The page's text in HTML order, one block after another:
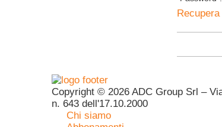
Copyright © 2026 ADC Group Srl –
n. 643 dell'17.10.2000
Chi siamo